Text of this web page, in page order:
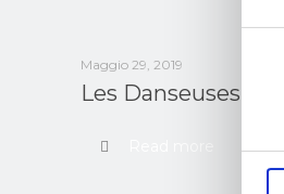
Maggio 29, 2019
Les Danseuses de